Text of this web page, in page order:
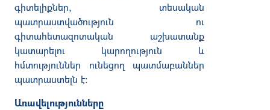
գիտելիքներ, տեսական
պատրաստվածություն ու
գիտահետազոտական աշխատանք
կատարելու կարողություն և
հմտություններ ունեցող պատմաբաններ
պատրաստելն է։
Առավելությունները